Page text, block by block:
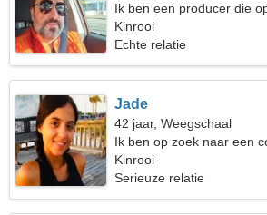
Ik ben een producer die
slanke vrouw
Kinrooi
Echte relatie
Jade
42 jaar, Weegschaal
Ik ben op zoek naar een
dansen
Kinrooi
Serieuze relatie